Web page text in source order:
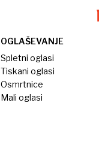
OGLAŠEVANJE
Spletni oglasi
Tiskani oglasi
Osmrtnice
Mali oglasi